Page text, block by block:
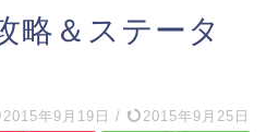
略＆ステータ
2015年9月19日 / 2015年9月25日